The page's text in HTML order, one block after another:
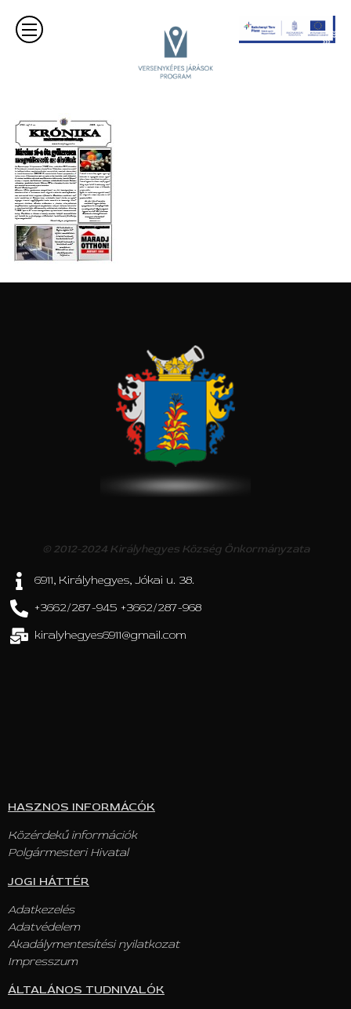
© 2012-2024 Királyhegyes Község Önkormányzata
6911, Királyhegyes, Jókai u. 38.
+3662/287-945 +3662/287-968
kiralyhegyes6911@gmail.com
HASZNOS INFORMÁCÓK
Közérdekű információk
Polgármesteri Hivatal
JOGI HÁTTÉR
Adatkezelés
Adatvédelem
Akadálymentesítési nyilatkozat
Impresszum
ÁLTALÁNOS TUDNIVALÓK